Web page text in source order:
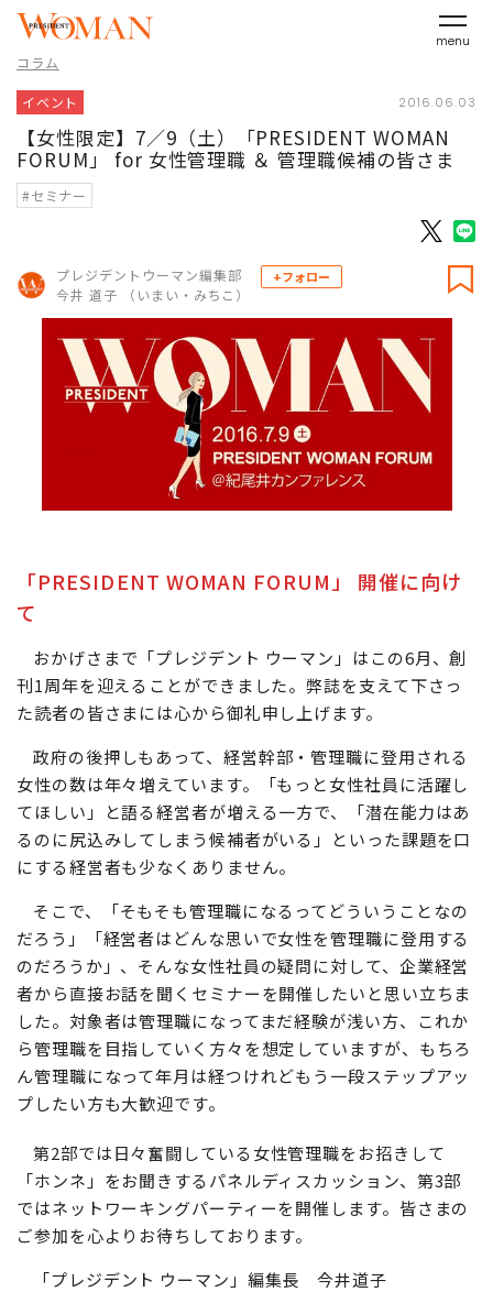
menu
コラム
イベント 2016.06.03
【女性限定】7／9（土）「PRESIDENT WOMAN
FORUM」 for 女性管理職 ＆ 管理職候補の皆さま
#セミナー
プレジデントウーマン編集部
今井 道子 （いまい・みちこ）
+フォロー
「PRESIDENT WOMAN FORUM」 開催に向け
て
おかげさまで「プレジデント ウーマン」はこの6月、創
刊1周年を迎えることができました。弊誌を支えて下さっ
た読者の皆さまには心から御礼申し上げます。
政府の後押しもあって、経営幹部・管理職に登用される
女性の数は年々増えています。「もっと女性社員に活躍し
てほしい」と語る経営者が増える一方で、「潜在能力はあ
るのに尻込みしてしまう候補者がいる」といった課題を口
にする経営者も少なくありません。
そこで、「そもそも管理職になるってどういうことなの
だろう」「経営者はどんな思いで女性を管理職に登用する
のだろうか」、そんな女性社員の疑問に対して、企業経営
者から直接お話を聞くセミナーを開催したいと思い立ちま
した。対象者は管理職になってまだ経験が浅い方、これか
ら管理職を目指していく方々を想定していますが、もちろ
ん管理職になって年月は経つけれどもう一段ステップアッ
プしたい方も大歓迎です。
第2部では日々奮闘している女性管理職をお招きして
「ホンネ」をお聞きするパネルディスカッション、第3部
ではネットワーキングパーティーを開催します。皆さまの
ご参加を心よりお待ちしております。
「プレジデント ウーマン」編集長 今井道子